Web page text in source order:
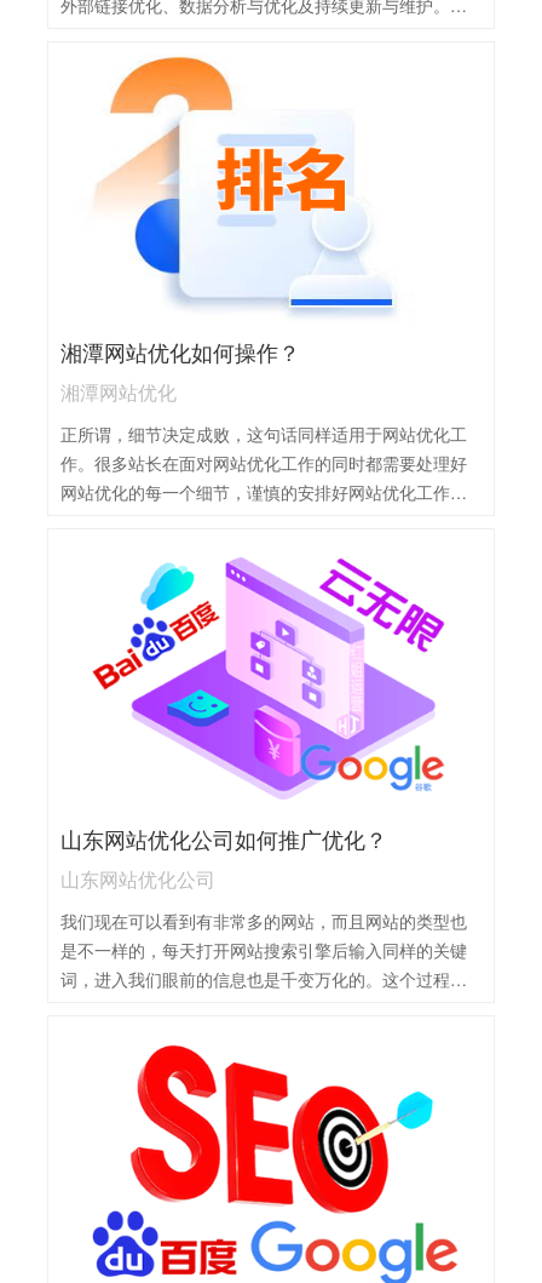
外部链接优化、数据分析与优化及持续更新与维护。通
销目标。需遵守搜索引擎规则和道德准则，关注用户体
验和网站质量。云南网站SEO操作主要包括以下几点：
1，关键词研究：分析目标受众的搜索行为，确定高搜索
量、低竞争度的关键词，并自然融入网站内容中。2，网
站结构优化：确保网站结构清晰、简洁、易于导航，优
化URL结构，设置合理的内部链接，提高用户体验和搜
索引擎抓取效率。3，内容优化：提供高质量、原创、有
价值的内容，定期更新，优化标题、描述等元素，提高
内容的相关性和可读性。4，外部链接建设：积极与其他
权威性和排名。5，数据分析与优化：使用网站分析工具
监控网站表现，定期分析关键词排名、流量来源等数
湘潭网站优化如何操作？
湘潭网站优化
正所谓，细节决定成败，这句话同样适用于网站优化工
作。很多站长在面对网站优化工作的同时都需要处理好
网站优化的每一个细节，谨慎的安排好网站优化工作，
化：通过关键词研究，选择适合网站的关键词，并在网
站内容中合理布局，以提高搜索引擎排名。2，内容优
化：创建高质量、原创且有价值的内容，确保内容相关
性、吸引力和易读性，以提升用户体验和搜索引擎信任
度。3，技术优化：确保网站结构清晰、加载速度快、移
动友好，并遵循搜索引擎的最佳实践。4，外部链接：积
极获取高质量的外部链接，特别是来自权威网站的链
接，以提高网站的权威性和排名。5，用户体验优化：优
到所需信息，提高用户满意度和留存率。6，定期更新：
保持网站内容的定期更新，增加网站的新鲜度和活跃
山东网站优化公司如何推广优化？
山东网站优化公司
我们现在可以看到有非常多的网站，而且网站的类型也
是不一样的，每天打开网站搜索引擎后输入同样的关键
词，进入我们眼前的信息也是千变万化的。这个过程就
的。山东网站优化公司的推广优化通常涉及以下方面：
1，关键词策略：深入研究行业关键词，优化网站内容，
确保目标关键词在搜索引擎中的良好排名。2，内容营
销：定期发布高质量、原创的内容，吸引用户访问并提
升网站权威性。3，技术优化：确保网站加载速度快、移
动友好、易于搜索引擎抓取。4，外链建设：积极获取高
质量外链，提升网站在搜索引擎中的信任度和排名。5，
数据分析与调整：利用工具监测网站表现，根据数据反